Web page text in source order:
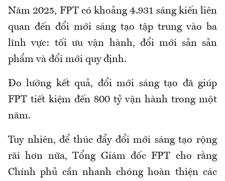
Năm 2025, FPT có khoảng 4.931 sáng kiến liên
quan đến đổi mới sáng tạo tập trung vào ba
lĩnh vực: tối ưu vận hành, đổi mới sản sản
phẩm và đổi mới quy định.
Đo lường kết quả, đổi mới sáng tạo đã giúp
FPT tiết kiệm đến 800 tỷ vận hành trong một
năm.
Tuy nhiên, để thúc đẩy đổi mới sáng tạo rộng
rãi hơn nữa, Tổng Giám đốc FPT cho rằng
Chính phủ cần nhanh chóng hoàn thiện các